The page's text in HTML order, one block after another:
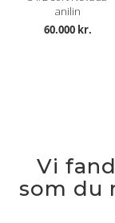
anilin
60.000 kr.
Vi
som du